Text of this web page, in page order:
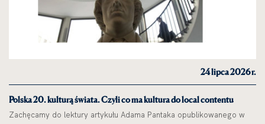
24 lipca 2026 r.
Polska 20. kulturą świata. Czyli co ma kultura do local contentu
Zachęcamy do lektury artykułu Adama Pantaka opublikowanego w